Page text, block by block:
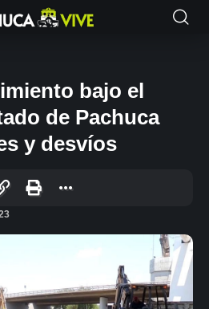
bajo el
de Pachuca
y desvíos